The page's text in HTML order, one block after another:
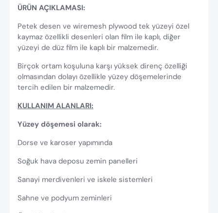
ÜRÜN AÇIKLAMASI:
Petek desen ve wiremesh plywood tek yüzeyi özel
kaymaz özellikli desenleri olan film ile kaplı, diğer
yüzeyi de düz film ile kaplı bir malzemedir.
Birçok ortam koşuluna karşı yüksek direnç özelliği
olmasından dolayı özellikle yüzey döşemelerinde
tercih edilen bir malzemedir.
KULLANIM ALANLARI:
Yüzey döşemesi olarak:
Dorse ve karoser yapımında
Soğuk hava deposu zemin panelleri
Sanayi merdivenleri ve iskele sistemleri
Sahne ve podyum zeminleri